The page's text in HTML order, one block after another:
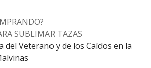
SUBLIMAR TAZAS
del Veterano y de los Caídos en la